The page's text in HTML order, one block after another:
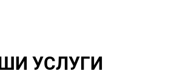
УСЛУГИ